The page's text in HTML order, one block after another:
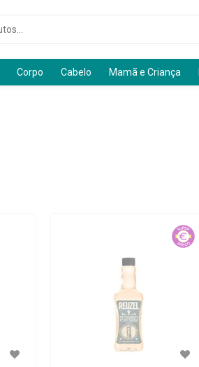
Corpo Cabelo Mamã e Criança